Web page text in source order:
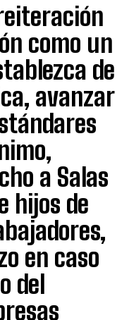
como un
de
avanzar
a Salas
hijos de
en caso
del